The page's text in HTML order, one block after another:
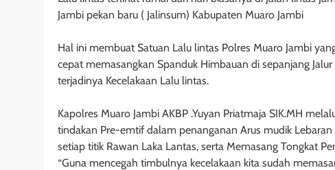
Jambi pekan baru ( Jalinsum) Kabupaten Muaro Jambi
Hal ini membuat Satuan Lalu lintas Polres Muaro Jambi
cepat memasangkan Spanduk Himbauan di sepanjang
terjadinya Kecelakaan Lalu lintas.
Kapolres Muaro Jambi AKBP .Yuyan Priatmaja SIK.MH
tindakan Pre-emtif dalam penanganan Arus mudik
setiap titik Rawan Laka Lantas, serta Memasang Tongkat
“Guna mencegah timbulnya kecelakaan kita sudah